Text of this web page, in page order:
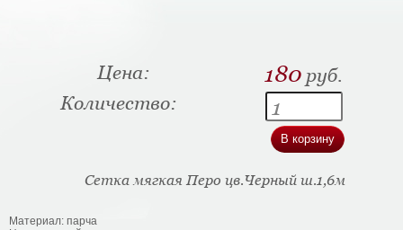
Цена: 180 руб.
Количество:
Сетка мягкая Перо цв.Черный ш.1,6м
Материал: парча